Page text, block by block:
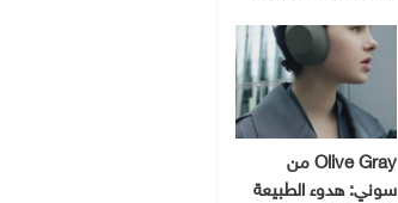
Olive Gray من
سوني: هدوء الطبيعة